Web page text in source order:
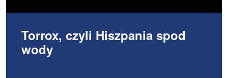
Torrox, czyli Hiszpania spod
wody